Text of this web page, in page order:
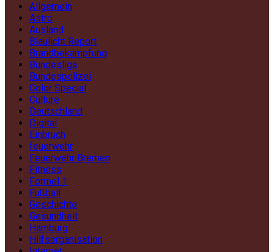
Allgemein
Astro
Ausland
Blaulicht Report
Brandbekämpfung
Bundesliga
Bundespolizei
Color Special
Culture
Deutschland
Digital
Einbruch
feuerwehr
Feuerwehr Bremen
Fitness
Formel 1
Fußball
Geschichte
Gesundheit
Hamburg
Hilfsorganisation